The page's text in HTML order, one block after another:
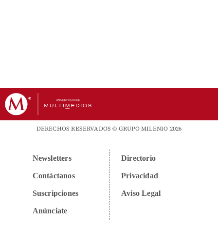
DERECHOS RESERVADOS © GRUPO MILENIO 2026
Newsletters
Contáctanos
Suscripciones
Anúnciate
Directorio
Privacidad
Aviso Legal